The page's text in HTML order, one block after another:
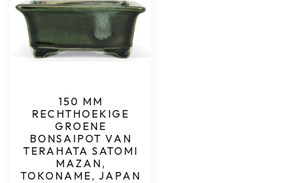
150 MM
RECHTHOEKIGE
GROENE
BONSAIPOT VAN
TERAHATA SATOMI
MAZAN,
TOKONAME, JAPAN